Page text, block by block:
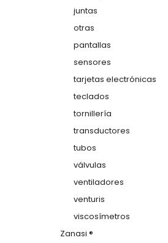
juntas
otras
pantallas
sensores
tarjetas electrónicas
teclados
tornillería
transductores
tubos
válvulas
ventiladores
venturis
viscosímetros
Zanasi ®